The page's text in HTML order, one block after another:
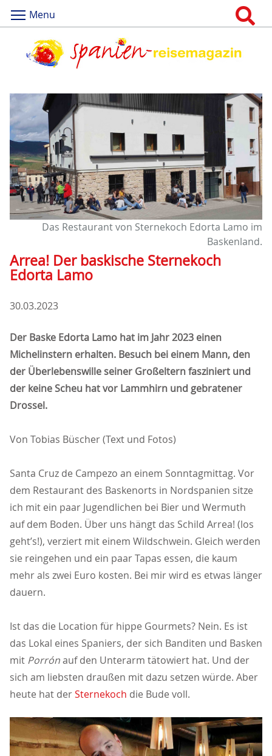
Menu
Das Restaurant von Sternekoch Edorta Lamo im
Baskenland.
Arrea! Der baskische Sternekoch
Edorta Lamo
30.03.2023
Der Baske Edorta Lamo hat im Jahr 2023 einen
Michelinstern erhalten. Besuch bei einem Mann, den
der Überlebenswille seiner Großeltern fasziniert und
der keine Scheu hat vor Lammhirn und gebratener
Drossel.
Von Tobias Büscher (Text und Fotos)
Santa Cruz de Campezo an einem Sonntagmittag. Vor
dem Restaurant des Baskenorts in Nordspanien sitze
ich mit ein paar Jugendlichen bei Bier und Wermuth
auf dem Boden. Über uns hängt das Schild Arrea! (los
geht’s!), verziert mit einem Wildschwein. Gleich werden
sie reingehen und ein paar Tapas essen, die kaum
mehr als zwei Euro kosten. Bei mir wird es etwas länger
dauern.
Ist das die Location für hippe Gourmets? Nein. Es ist
das Lokal eines Spaniers, der sich Banditen und Basken
mit Porrónauf den Unterarm tätowiert hat. Und der
sich am liebsten draußen mit dazu setzen würde. Aber
heute hat derSternekoch die Bude voll.